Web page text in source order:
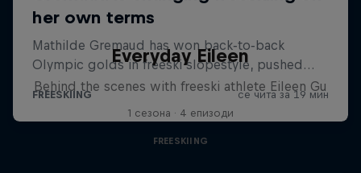
Everyday Eileen
Behind the scenes with freeski athlete Eileen Gu
1 сезона · 4 епизоди
FREESKIING